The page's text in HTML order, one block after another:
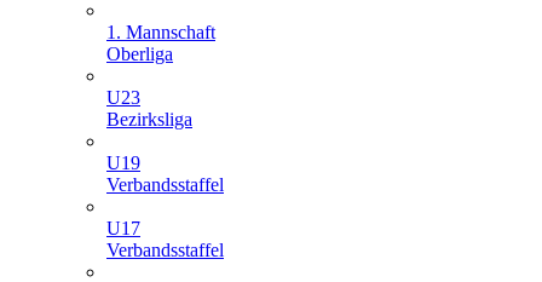
1. Mannschaft
Oberliga
U23
Bezirksliga
U19
Verbandsstaffel
U17
Verbandsstaffel